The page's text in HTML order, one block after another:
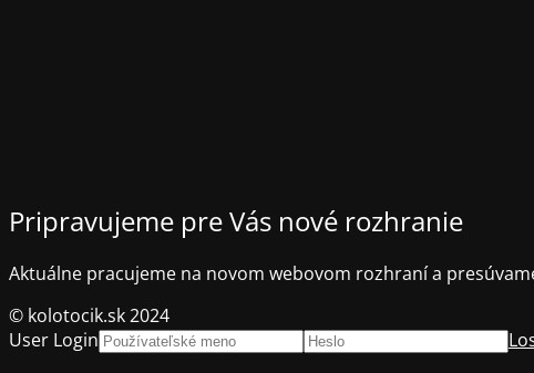
Pripravujeme pre Vás nové rozhranie
Aktuálne pracujeme na novom webovom rozhraní a
© kolotocik.sk 2024
User Login